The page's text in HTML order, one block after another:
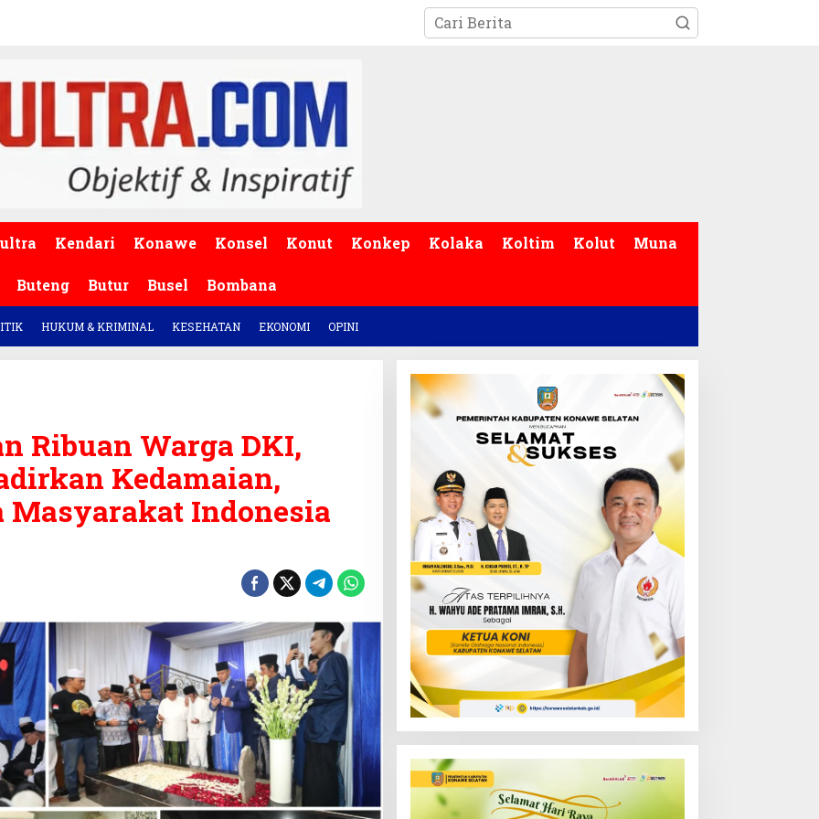
Kendari Konawe Konsel Konut Konkep Kolaka Koltim Kolut Muna
Buteng Butur Busel Bombana
HUKUM & KRIMINAL KESEHATAN EKONOMI OPINI
Ribuan Warga DKI,
Kedamaian,
Masyarakat Indonesia